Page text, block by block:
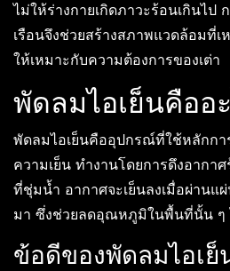
ไม่ให้ร่างกายเกิดภาวะร้อนเกินไป
เรือนจึงช่วยสร้างสภาพแวดล้อมที่
ให้เหมาะกับความต้องการของเต่า
พัดลมไอเย็นคืออ
พัดลมไอเย็นคืออุปกรณ์ที่ใช้หลักกา
ความเย็น ทำงานโดยการดึงอากา
ที่ชุ่มน้ำ อากาศจะเย็นลงเมื่อผ่านแ
มา ซึ่งช่วยลดอุณหภูมิในพื้นที่นั้น ๆ
ข้อดีของพัดลมไอเย็